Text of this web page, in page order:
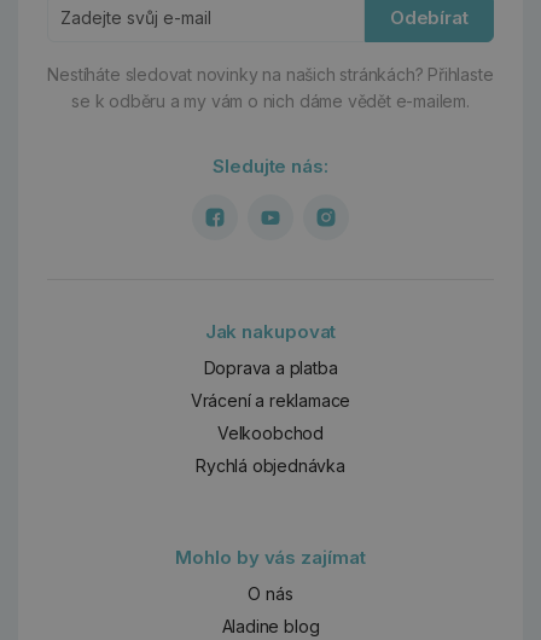
Odebírat
Nestíháte sledovat novinky na našich stránkách? Přihlaste
se k odběru a my vám o nich dáme vědět e-mailem.
Sledujte nás:
Jak nakupovat
Doprava a platba
Vrácení a reklamace
Velkoobchod
Rychlá objednávka
Mohlo by vás zajímat
O nás
Aladine blog